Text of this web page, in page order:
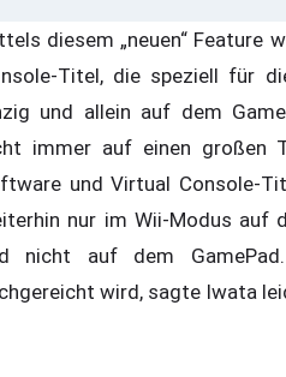
diesem „neuen“ Feature
Titel, die speziell für
und allein auf dem
immer auf einen großen
und Virtual Console-
nur im Wii-Modus auf
nicht auf dem
wird, sagte Iwata